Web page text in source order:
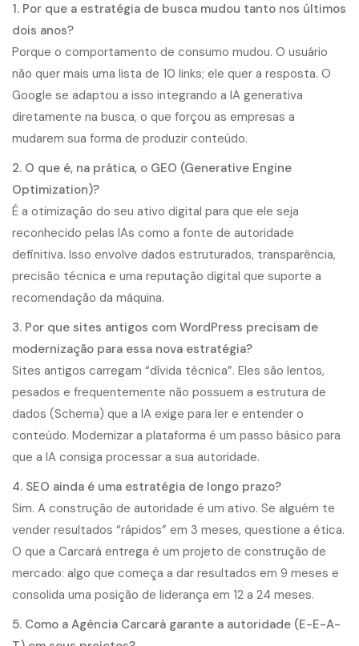
1. Por que a estratégia de busca mudou tanto nos últimos
dois anos?
Porque o comportamento de consumo mudou. O usuário
não quer mais uma lista de 10 links; ele quer a resposta. O
Google se adaptou a isso integrando a IA generativa
diretamente na busca, o que forçou as empresas a
mudarem sua forma de produzir conteúdo.
2. O que é, na prática, o GEO (Generative Engine
Optimization)?
É a otimização do seu ativo digital para que ele seja
reconhecido pelas IAs como a fonte de autoridade
definitiva. Isso envolve dados estruturados, transparência,
precisão técnica e uma reputação digital que suporte a
recomendação da máquina.
3. Por que sites antigos com WordPress precisam de
modernização para essa nova estratégia?
Sites antigos carregam “dívida técnica”. Eles são lentos,
pesados e frequentemente não possuem a estrutura de
dados (Schema) que a IA exige para ler e entender o
conteúdo. Modernizar a plataforma é um passo básico para
que a IA consiga processar a sua autoridade.
4. SEO ainda é uma estratégia de longo prazo?
Sim. A construção de autoridade é um ativo. Se alguém te
vender resultados “rápidos” em 3 meses, questione a ética.
O que a Carcará entrega é um projeto de construção de
mercado: algo que começa a dar resultados em 9 meses e
consolida uma posição de liderança em 12 a 24 meses.
5. Como a Agência Carcará garante a autoridade (E-E-A-